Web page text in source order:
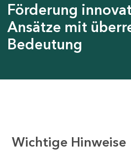
Förderung
Ansätze mit
Bedeutung
Wichtige Hinweise